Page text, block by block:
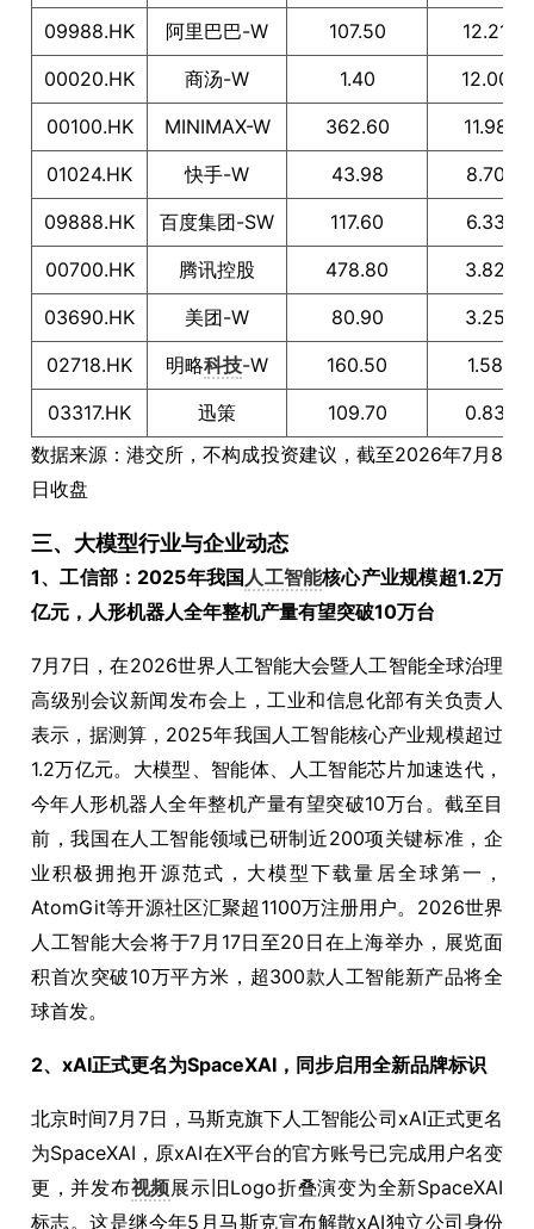
09988.HK
阿里巴巴-W 107.50
12.21
00020.HK
商汤-W 1.40
12.00
00100.HK
MINIMAX-W 362.60
11.98
01024.HK
快手-W 43.98
8.70
09888.HK
百度集团-SW 117.60
6.33
00700.HK
腾讯控股 478.80
3.82
03690.HK
美团-W 80.90
3.25
02718.HK
明略科技-W 160.50
1.58
03317.HK
迅策 109.70
0.83
数据来源：港交所，不构成投资建议，截至2026年7月8
日收盘
三、大模型行业与企业动态
1、工信部：2025年我国 人工智能核心产业规模超1.2万
亿元，人形机器人全年整机产量有望突破10万台
7月7日，在2026世界人工智能大会暨人工智能全球治理
高级别会议新闻发布会上，工业和信息化部有关负责人
表示，据测算，2025年我国人工智能核心产业规模超过
1.2万亿元。大模型、智能体、人工智能芯片加速迭代，
今年人形机器人全年整机产量有望突破10万台。截至目
前，我国在人工智能领域已研制近200项关键标准，企
业积极拥抱开源范式，大模型下载量居全球第一，
AtomGit等开源社区汇聚超1100万注册用户。2026世界
人工智能大会将于7月17日至20日在上海举办，展览面
积首次突破10万平方米，超300款人工智能新产品将全
球首发。
2、xAI正式更名为SpaceXAI，同步启用全新品牌标识
北京时间7月7日，马斯克旗下人工智能公司xAI正式更名
为SpaceXAI，原xAI在X平台的官方账号已完成用户名变
更，并发布视频展示旧Logo折叠演变为全新SpaceXAI
标志。这是继今年5月马斯克宣布解散xAI独立公司身份